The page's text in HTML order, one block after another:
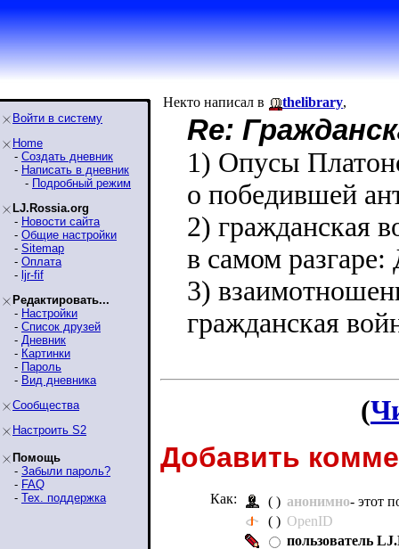
Войти в систему
Home
- Создать дневник
- Написать в дневник
- Подробный режим
LJ.Rossia.org
- Новости сайта
- Общие настройки
- Sitemap
- Оплата
- ljr-fif
Редактировать...
- Настройки
- Список друзей
- Дневник
- Картинки
- Пароль
- Вид дневника
Сообщества
Настроить S2
Помощь
- Забыли пароль?
- FAQ
- Тех. поддержка
Некто написал в thelibrary,
Re:
1) Опусы
о победившей
2) гражданская
в самом
3)
гражданская
(
Добавить
Как: ( ) анонимно- этот
( ) OpenID
пользователь